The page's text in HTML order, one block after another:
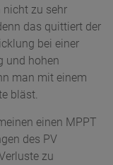
zu sehr
das quittiert der
bei einer
und hohen
man mit einem
bläst.
einen MPPT
des PV
zu